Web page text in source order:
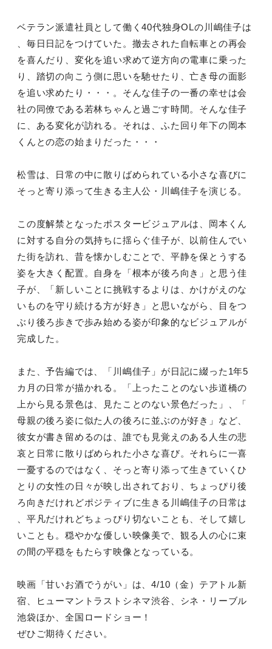
ベテラン派遣社員として働く40代独身OLの川嶋佳子は
、毎日日記をつけていた。撤去された自転車との再会
を喜んだり、変化を追い求めて逆方向の電車に乗った
り、踏切の向こう側に思いを馳せたり、亡き母の面影
を追い求めたり・・・。そんな佳子の一番の幸せは会
社の同僚である若林ちゃんと過ごす時間。そんな佳子
に、ある変化が訪れる。それは、ふた回り年下の岡本
くんとの恋の始まりだった・・・
松雪は、日常の中に散りばめられている小さな喜びに
そっと寄り添って生きる主人公・川嶋佳子を演じる。
この度解禁となったポスタービジュアルは、岡本くん
に対する自分の気持ちに揺らぐ佳子が、以前住んでい
た街を訪れ、昔を懐かしむことで、平静を保とうする
姿を大きく配置。自身を「根本が後ろ向き」と思う佳
子が、「新しいことに挑戦するよりは、かけがえのな
いものを守り続ける方が好き」と思いながら、目をつ
ぶり後ろ歩きで歩み始める姿が印象的なビジュアルが
完成した。
また、予告編では、「川嶋佳子」が日記に綴った1年5
カ月の日常が描かれる。「上ったことのない歩道橋の
上から見る景色は、見たことのない景色だった」、「
母親の後ろ姿に似た人の後ろに並ぶのが好き」など、
彼女が書き留めるのは、誰でも見覚えのある人生の悲
哀と日常に散りばめられた小さな喜び。それらに一喜
一憂するのではなく、そっと寄り添って生きていくひ
とりの女性の日々が映し出されており、ちょっぴり後
ろ向きだけれどポジティブに生きる川嶋佳子の日常は
、平凡だけれどちょっぴり切ないことも、そして嬉し
いことも。穏やかな優しい映像美で、観る人の心に束
の間の平穏をもたらす映像となっている。
映画「甘いお酒でうがい」は、4/10（金）テアトル新
宿、ヒューマントラストシネマ渋谷、シネ・リーブル
池袋ほか、全国ロードショー！
ぜひご期待ください。